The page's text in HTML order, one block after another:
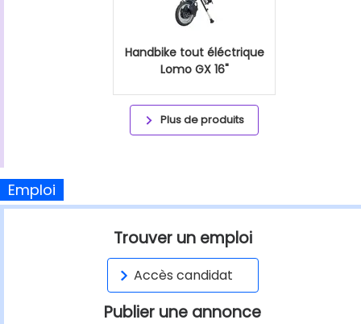
Handbike tout éléctrique
Lomo GX 16"
Plus de produits
Emploi
Trouver un emploi
Accès candidat
Publier une annonce